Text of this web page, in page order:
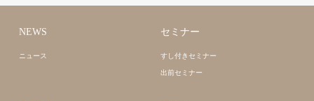
NEWS
ニュース
セミナー
すし付きセミナー
出前セミナー